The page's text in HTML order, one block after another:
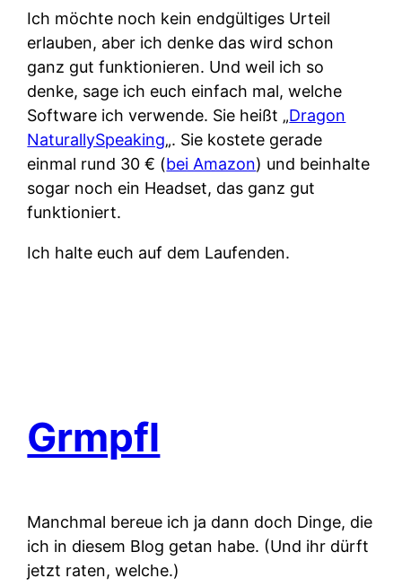
Ich möchte noch kein endgültiges Urteil
erlauben, aber ich denke das wird schon
ganz gut funktionieren. Und weil ich so
denke, sage ich euch einfach mal, welche
Software ich verwende. Sie heißt „Dragon
NaturallySpeaking„. Sie kostete gerade
einmal rund 30 € (bei Amazon) und beinhalte
sogar noch ein Headset, das ganz gut
funktioniert.
Ich halte euch auf dem Laufenden.
Grmpfl
Manchmal bereue ich ja dann doch Dinge, die
ich in diesem Blog getan habe. (Und ihr dürft
jetzt raten, welche.)